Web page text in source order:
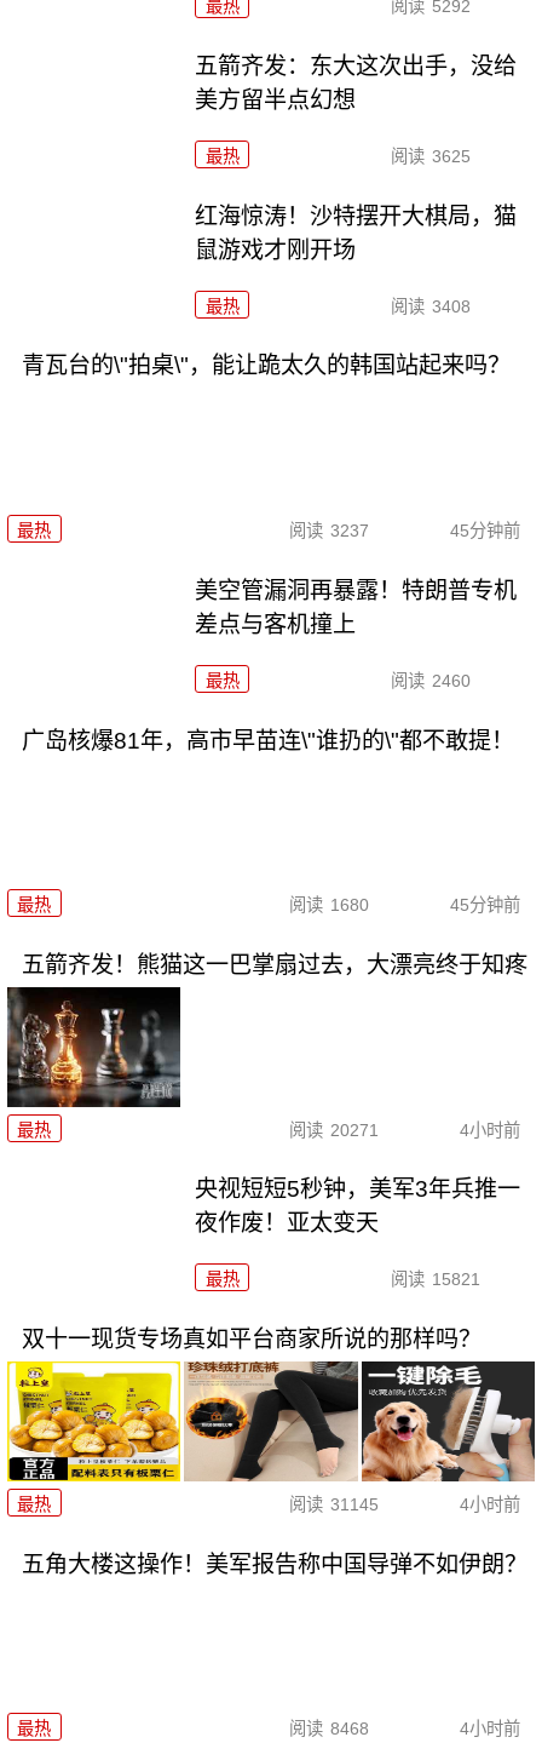
最热 阅读 5292
五箭齐发：东大这次出手，没给
美方留半点幻想
最热 阅读 3625
红海惊涛！沙特摆开大棋局，猫
鼠游戏才刚开场
最热 阅读 3408
青瓦台的\"拍桌\"，能让跪太久的韩国站起来吗？
最热 阅读 3237 45分钟前
美空管漏洞再暴露！特朗普专机
差点与客机撞上
最热 阅读 2460
广岛核爆81年，高市早苗连\"谁扔的\"都不敢提！
最热 阅读 1680 45分钟前
五箭齐发！熊猫这一巴掌扇过去，大漂亮终于知疼
最热 阅读 20271 4小时前
央视短短5秒钟，美军3年兵推一
夜作废！亚太变天
最热 阅读 15821
双十一现货专场真如平台商家所说的那样吗？
最热 阅读 31145 4小时前
五角大楼这操作！美军报告称中国导弹不如伊朗？
最热 阅读 8468 4小时前